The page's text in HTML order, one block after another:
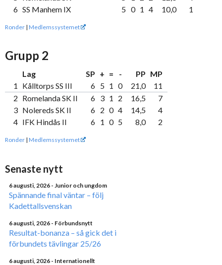
6 SS Manhem IX 5 0 1 4 10,0 1
Ronder | Medlemssystemet
Grupp 2
Lag SP + = - PP MP
1
Kålltorps SS III 6 5 1 0 21,0
11
2 Romelanda SK II 6 3 1 2 16,5
7
3 Nolereds SK II 6 2 0 4 14,5
4
4 IFK Hindås II 6 1 0 5 8,0 2
Ronder | Medlemssystemet
Senaste nytt
6 augusti, 2026 - Junior och ungdom
Spännande final väntar – följ
Kadettallsvenskan
6 augusti, 2026 - Förbundsnytt
Resultat-bonanza – så gick det i
förbundets tävlingar 25/26
6 augusti, 2026 - Internationellt